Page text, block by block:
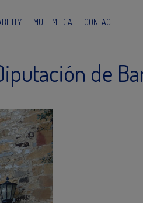
MULTIMEDIA CONTACT
de